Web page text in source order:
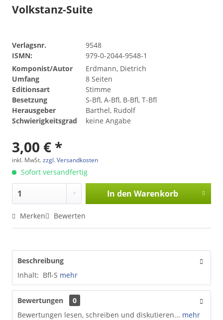
Volkstanz-Suite
Verlagsnr.
9548
ISMN:
979-0-2044-9548-1
Komponist/Autor
Erdmann, Dietrich
Umfang
8 Seiten
Editionsart
Stimme
Besetzung
S-Bfl, A-Bfl, B-Bfl, T-Bfl
Herausgeber
Barthel, Rudolf
Schwierigkeitsgrad
keine Angabe
3,00 € *
inkl. MwSt.zzgl. Versandkosten
Sofort versandfertig
In den Warenkorb
Merken Bewerten
Beschreibung
Inhalt: Bfl-S mehr
Bewertungen
0
Bewertungen lesen, schreiben und diskutieren... mehr